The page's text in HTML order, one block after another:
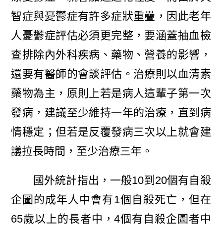
智症與憂鬱症有許多症狀重疊，因此老年
人憂鬱症評估必須更完整，要涵蓋抽血檢
查排除內外科疾病、藥物、營養的影響，
還要有醫師的會談評估。治療則以血清素
藥物為主，原則上若是病人這輩子第一次
發病，建議至少維持一年的治療，直到病
情穩定；但若是反覆發病三次以上就會建
議拉長時間，至少治療三年。
國外統計指出，一般10到20個有自殺
企圖的成年人中會有1個自殺死亡，但在
65歲以上的長者中，4個有自殺企圖者中